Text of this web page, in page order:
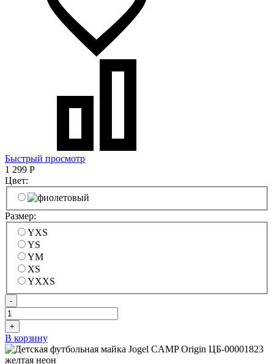
Быстрый просмотр
1 299 Р
Цвет:
Размер:
YXS
YS
YM
XS
YXXS
-
+
В корзину